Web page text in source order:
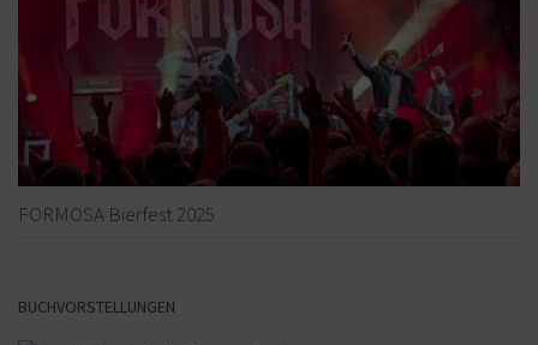
FORMOSA Bierfest 2025
BUCHVORSTELLUNGEN